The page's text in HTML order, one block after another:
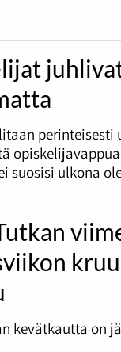
suosisi ulkona
kevätkautta on